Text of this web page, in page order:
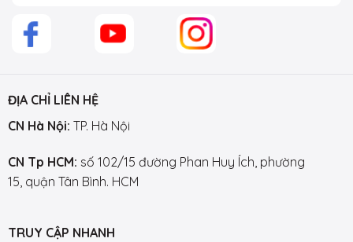
ĐỊA CHỈ LIÊN HỆ
CN Hà Nội: TP. Hà Nội
CN Tp HCM: số 102/15 đường Phan Huy Ích, phường
15, quận Tân Bình. HCM
TRUY CẬP NHANH